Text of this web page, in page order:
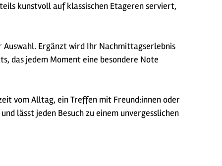
kunstvoll auf klassischen Etageren serviert,
Ergänzt wird Ihr Nachmittagserlebnis
das jedem Moment eine besondere Note
vom Alltag, ein Treffen mit Freund:innen oder
lässt jeden Besuch zu einem unvergesslichen